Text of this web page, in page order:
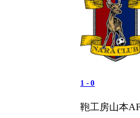
1 - 0
鞄工房山本